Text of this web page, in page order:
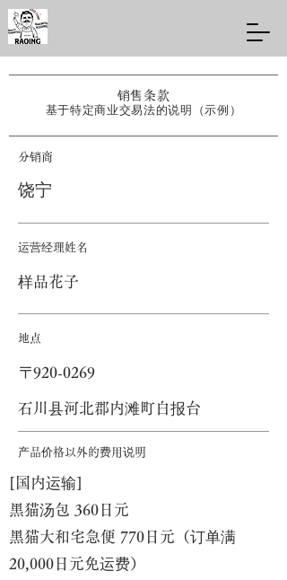
销售条款
基于特定商业交易法的说明（示例）
分销商
饶宁
运营经理姓名
样品花子
地点
〒920-0269
石川县河北郡内滩町白报台
产品价格以外的费用说明
[国内运输]
黑猫汤包 360日元
黑猫大和宅急便 770日元（订单满
20,000日元免运费）